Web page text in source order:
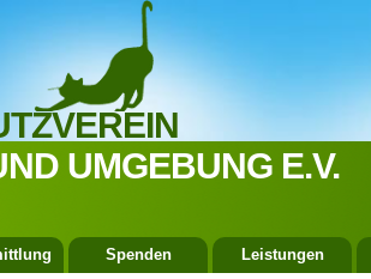
UMGEBUNG E.V.
Spenden Leistungen